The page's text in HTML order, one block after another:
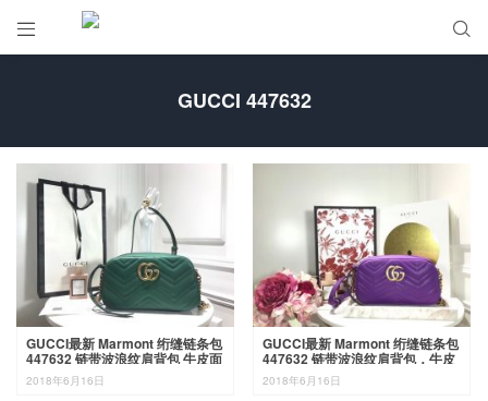
 
GUCCI 447632
GUCCI最新 Marmont 绗缝链条包
447632 链带波浪纹肩背包 牛皮面
料 名模明星最新爱宠 24cm
2018年6月16日
GUCCI最新 Marmont 绗缝链条包
447632 链带波浪纹肩背包，牛皮
面料 名模明星最新爱宠 24cm
2018年6月16日